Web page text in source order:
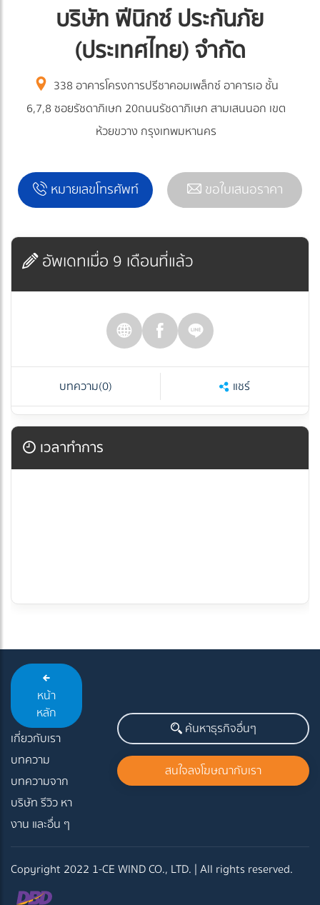
บริษัท ฟีนิกซ์ ประกันภัย
(ประเทศไทย) จำกัด
338 อาคารโครงการปรีชาคอมเพล็กซ์ อาคารเอ ชั้น
6,7,8 ซอยรัชดาภิเษก 20ถนนรัชดาภิเษก สามเสนนอก เขต
ห้วยขวาง กรุงเทพมหานคร
หมายเลขโทรศัพท์ ขอใบเสนอราคา
อัพเดทเมื่อ 9 เดือนที่แล้ว
บทความ(0) แชร์
เวลาทำการ
หน้า
หลัก
เกี่ยวกับเรา
บทความ
บทความจาก
บริษัท รีวิว หา
งาน และอื่น ๆ
ค้นหาธุรกิจอื่นๆ
สนใจลงโฆษณากับเรา
Copyright 2022 1-CE WIND CO., LTD. | All rights reserved.